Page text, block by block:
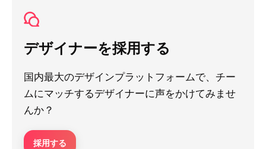
デザイナーを採用する
国内最大のデザインプラットフォームで、チー
ムにマッチするデザイナーに声をかけてみませ
んか？
採用する